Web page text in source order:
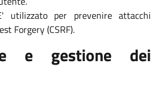
utilizzato per prevenire attacchi
Forgery (CSRF).
e gestione dei